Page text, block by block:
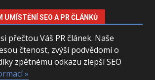
UMÍSTĚNÍ SEO A PR ČLÁNKŮ
přečtou Váš PR článek. Naše
čtenost, zvýší podvědomí o
zpětnému odkazu zlepší SEO
»